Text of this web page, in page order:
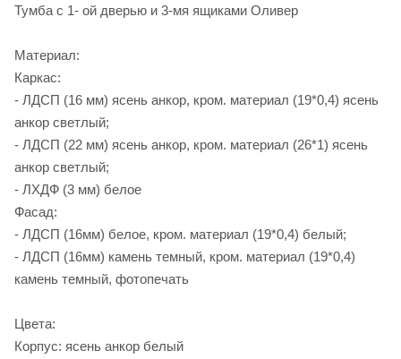
Тумба с 1- ой дверью и 3-мя ящиками Оливер
Материал:
Каркас:
- ЛДСП (16 мм) ясень анкор, кром. материал (19*0,4) ясень
анкор светлый;
- ЛДСП (22 мм) ясень анкор, кром. материал (26*1) ясень
анкор светлый;
- ЛХДФ (3 мм) белое
Фасад:
- ЛДСП (16мм) белое, кром. материал (19*0,4) белый;
- ЛДСП (16мм) камень темный, кром. материал (19*0,4)
камень темный, фотопечать
Цвета:
Корпус: ясень анкор белый